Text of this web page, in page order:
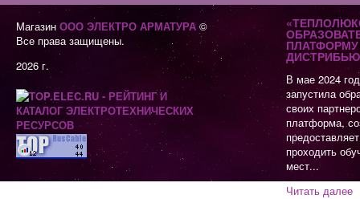
Магазин ООО ЭЛЕКТРО АРМАТУРА©
Все права защищены.
2026 г.
В мае 2024
запустила
своих
платформа,
проходить
мест...
Читать далее